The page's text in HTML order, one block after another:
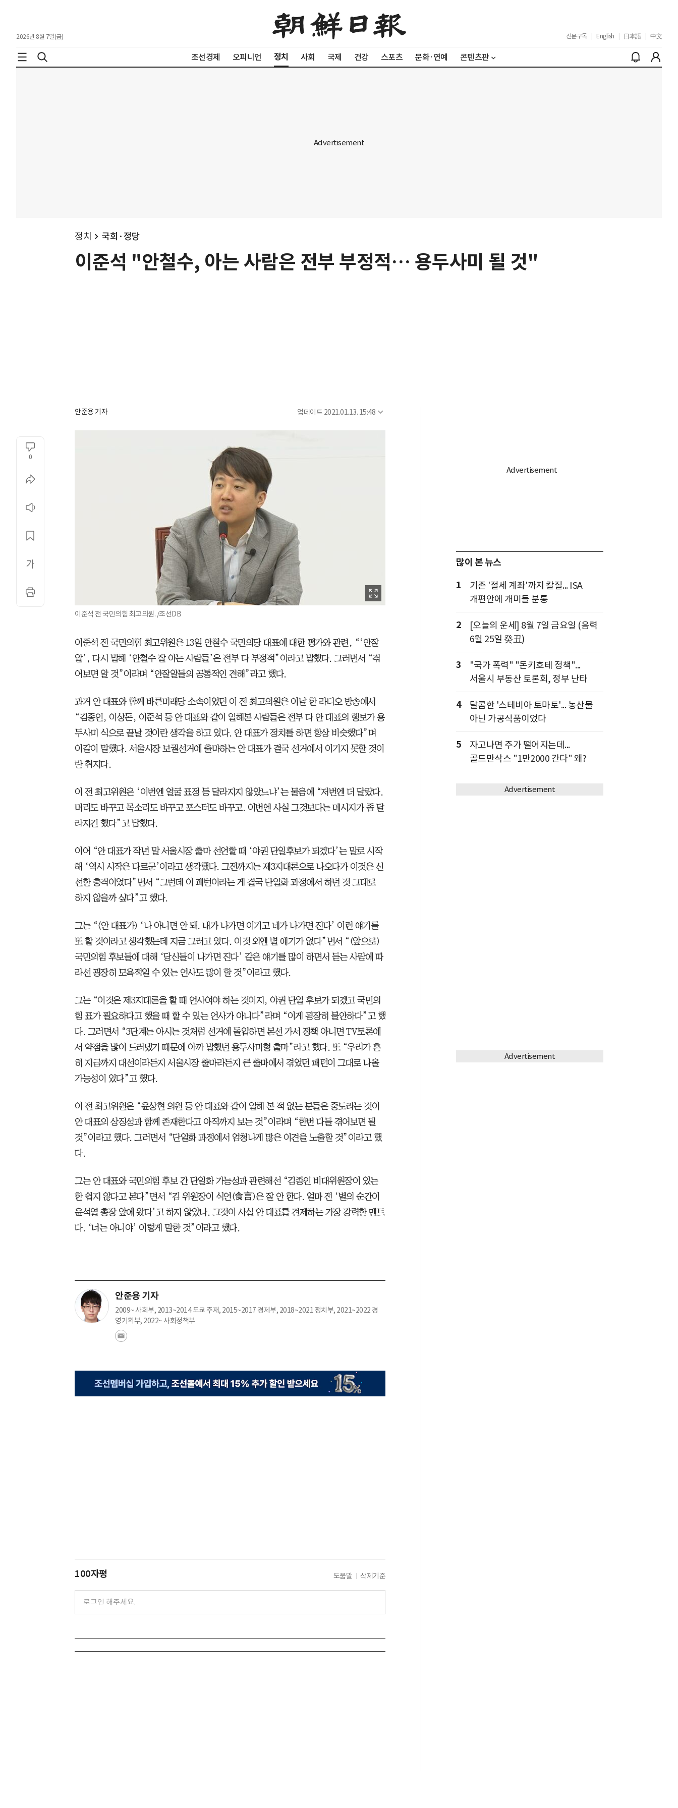
2026년 8월 7일(금) 신문구독 English 日本語 中文
조선경제 오피니언 정치 사회 국제 건강 스포츠 문화·연예 콘텐츠판
정치 국회·정당
이준석 "안철수, 아는 사람은 전부 부정적… 용두사미 될 것"
안준용 기자 업데이트 2021.01.13. 15:48
0
이준석 전 국민의힘 최고의원. /조선DB
이준석 전 국민의힘 최고위원은 13일 안철수 국민의당 대표에 대한 평가와 관련, “‘안잘
알’, 다시 말해 ‘안철수 잘 아는 사람들’은 전부 다 부정적”이라고 말했다. 그러면서 “겪
어보면 알 것”이라며 “안잘알들의 공통적인 견해”라고 했다.
과거 안 대표와 함께 바른미래당 소속이었던 이 전 최고의원은 이날 한 라디오 방송에서
“김종인, 이상돈, 이준석 등 안 대표와 같이 일해본 사람들은 전부 다 안 대표의 행보가 용
두사미 식으로 끝날 것이란 생각을 하고 있다. 안 대표가 정치를 하면 항상 비슷했다”며
이같이 말했다. 서울시장 보궐선거에 출마하는 안 대표가 결국 선거에서 이기지 못할 것이
란 취지다.
이 전 최고위원은 ‘이번엔 얼굴 표정 등 달라지지 않았느냐’는 물음에 “저번엔 더 달랐다.
머리도 바꾸고 목소리도 바꾸고 포스터도 바꾸고. 이번엔 사실 그것보다는 메시지가 좀 달
라지긴 했다”고 답했다.
이어 “안 대표가 작년 말 서울시장 출마 선언할 때 ‘야권 단일후보가 되겠다’는 말로 시작
해 ‘역시 시작은 다르군’이라고 생각했다. 그전까지는 제3지대론으로 나오다가 이것은 신
선한 충격이었다”면서 “그런데 이 패턴이라는 게 결국 단일화 과정에서 하던 것 그대로
하지 않을까 싶다”고 했다.
그는 “(안 대표가) ‘나 아니면 안 돼. 내가 나가면 이기고 네가 나가면 진다’ 이런 얘기를
또 할 것이라고 생각했는데 지금 그러고 있다. 이것 외엔 별 얘기가 없다”면서 “(앞으로)
국민의힘 후보들에 대해 ‘당신들이 나가면 진다’ 같은 얘기를 많이 하면서 듣는 사람에 따
라선 굉장히 모욕적일 수 있는 언사도 많이 할 것”이라고 했다.
그는 “이것은 제3지대론을 할 때 언사여야 하는 것이지, 야권 단일 후보가 되겠고 국민의
힘 표가 필요하다고 했을 때 할 수 있는 언사가 아니다”라며 “이게 굉장히 불안하다”고 했
다. 그러면서 “3단계는 아시는 것처럼 선거에 돌입하면 본선 가서 정책 아니면 TV토론에
서 약점을 많이 드러냈기 때문에 아까 말했던 용두사미형 출마”라고 했다. 또 “우리가 흔
히 지금까지 대선이라든지 서울시장 출마라든지 큰 출마에서 겪었던 패턴이 그대로 나올
가능성이 있다”고 했다.
이 전 최고위원은 “윤상현 의원 등 안 대표와 같이 일해 본 적 없는 분들은 중도라는 것이
안 대표의 상징성과 함께 존재한다고 아직까지 보는 것”이라며 “한번 다들 겪어보면 될
것”이라고 했다. 그러면서 “단일화 과정에서 엄청나게 많은 이견을 노출할 것”이라고 했
다.
그는 안 대표와 국민의힘 후보 간 단일화 가능성과 관련해선 “김종인 비대위원장이 있는
한 쉽지 않다고 본다”면서 “김 위원장이 식언(食言)은 잘 안 한다. 얼마 전 ‘별의 순간이
윤석열 총장 앞에 왔다’고 하지 않았나. 그것이 사실 안 대표를 견제하는 가장 강력한 멘트
다. ‘너는 아니야’ 이렇게 말한 것”이라고 했다.
안준용 기자
2009~ 사회부, 2013~2014 도쿄 주재, 2015~2017 경제부, 2018~2021 정치부, 2021~2022 경
영기획부, 2022~ 사회정책부
100자평 도움말 삭제기준
많이 본 뉴스
1
기존 '절세 계좌'까지 칼질... ISA
개편안에 개미들 분통
2
[오늘의 운세] 8월 7일 금요일 (음력
6월 25일 癸丑)
3
"국가 폭력" "돈키호테 정책"...
서울시 부동산 토론회, 정부 난타
4
달콤한 '스테비아 토마토'... 농산물
아닌 가공식품이었다
5
자고나면 주가 떨어지는데...
골드만삭스 "1만2000 간다" 왜?